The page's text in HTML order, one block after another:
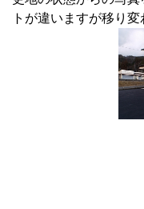
トが違いますが移り